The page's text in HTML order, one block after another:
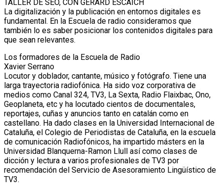
TALLER DE SEO, CON GERARD ESCAICH
La digitalización y la publicación en entornos digitales es
fundamental. En la Escuela de radio consideramos que
también lo es saber posicionar los contenidos digitales para
que sean relevantes.
Los formadores de la Escuela de Radio
Xavier Serrano
Locutor y doblador, cantante, músico y fotógrafo. Tiene una
larga trayectoria radiofónica. Ha sido voz corporativa de
medios como Canal 324, TV3, La Sexta, Radio Flaixbac, Ono,
Geoplaneta, etc y ha locutado cientos de documentales,
reportajes, cuñas y anuncios tanto en catalán como en
castellano. Ha dado clases en la Universidad Internacional de
Cataluña, el Colegio de Periodistas de Cataluña, en la escuela
de comunicación Radiofónicos, ha impartido másters en la
Universidad Blanquerna-Ramon Llull así como clases de
dicción y lectura a varios profesionales de TV3 por
recomendación del Servicio de Asesoramiento Lingüístico de
TV3.